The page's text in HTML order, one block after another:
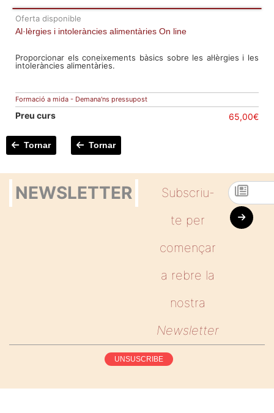
Oferta disponible
Al·lèrgies i intoleràncies alimentàries On line
Proporcionar els coneixements bàsics sobre les al·lèrgies i les
intoleràncies alimentàries.
Formació a mida - Demana'ns pressupost
Preu curs 65,00€
Tornar Tornar
NEWSLETTER
Subscriu-
te per
començar
a rebre la
nostra
Newsletter
UNSUSCRIBE